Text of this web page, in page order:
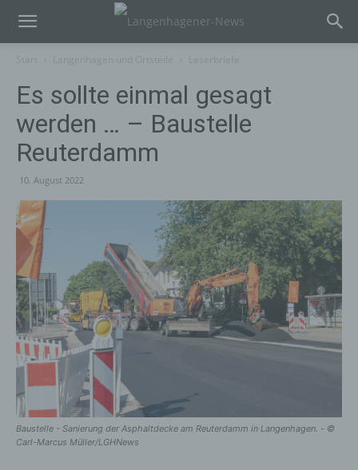
Es sollte einmal gesagt
werden … – Baustelle
Reuterdamm
10. August 2022
Baustelle - Sanierung der Asphaltdecke am Reuterdamm in Langenhagen. - ©
Carl-Marcus Müller/LGHNews